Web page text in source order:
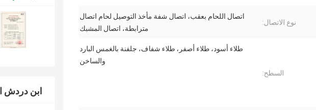
ابن دردش
نوع الاتصال:
اتصال اللحام بعقب، اتصال شفة مأخذ التوصيل لحام اتصال
مترابطة، اتصال المشبك
السطح:
طلاء أسود، طلاء أصفر، طلاء شفاف، جلفنة بالغمس البارد
والساخن